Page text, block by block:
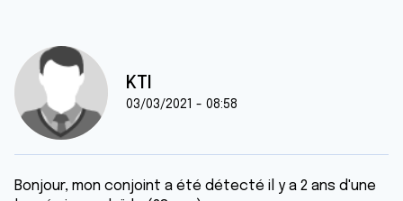
KTI
03/03/2021 - 08:58
Bonjour, mon conjoint a été détecté il y a 2 ans d'une